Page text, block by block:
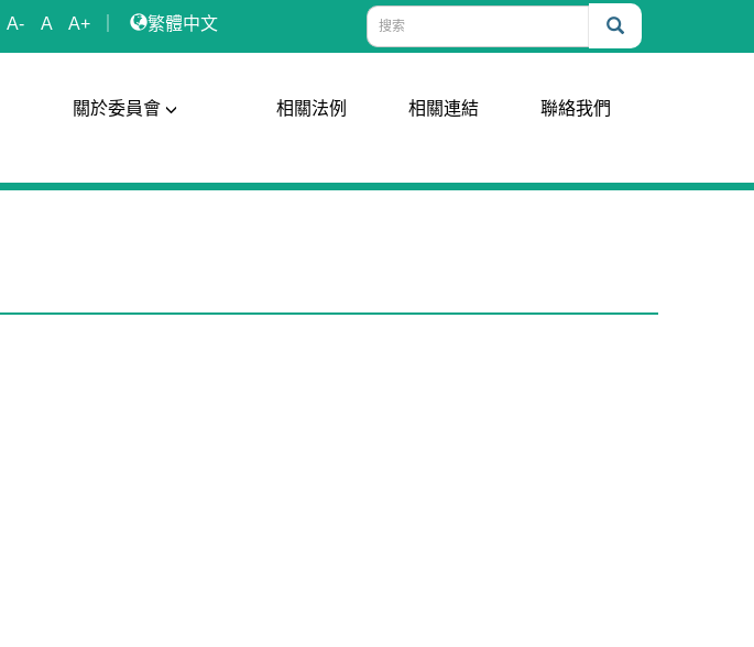
A- A A+ 繁體中文
關於委員會 相關法例 相關連結 聯絡我們